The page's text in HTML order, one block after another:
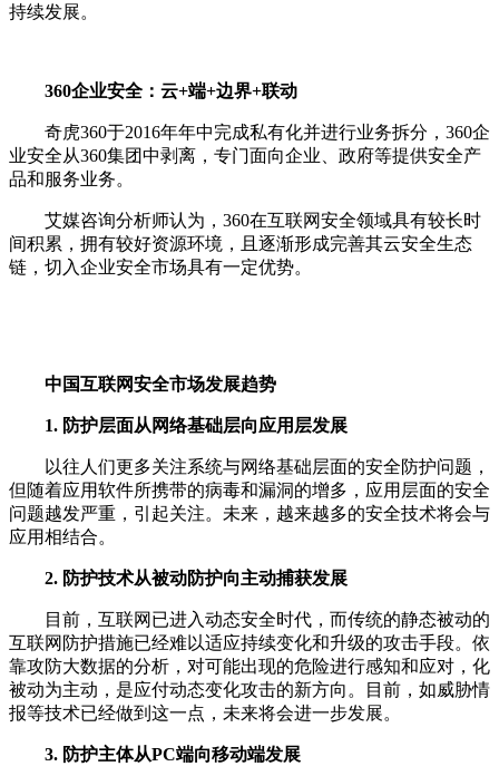
持续发展。
360企业安全：云+端+边界+联动
奇虎360于2016年年中完成私有化并进行业务拆分，360企
业安全从360集团中剥离，专门面向企业、政府等提供安全产
品和服务业务。
艾媒咨询分析师认为，360在互联网安全领域具有较长时
间积累，拥有较好资源环境，且逐渐形成完善其云安全生态
链，切入企业安全市场具有一定优势。
中国互联网安全市场发展趋势
1. 防护层面从网络基础层向应用层发展
以往人们更多关注系统与网络基础层面的安全防护问题，
但随着应用软件所携带的病毒和漏洞的增多，应用层面的安全
问题越发严重，引起关注。未来，越来越多的安全技术将会与
应用相结合。
2. 防护技术从被动防护向主动捕获发展
目前，互联网已进入动态安全时代，而传统的静态被动的
互联网防护措施已经难以适应持续变化和升级的攻击手段。依
靠攻防大数据的分析，对可能出现的危险进行感知和应对，化
被动为主动，是应付动态变化攻击的新方向。目前，如威胁情
报等技术已经做到这一点，未来将会进一步发展。
3. 防护主体从PC端向移动端发展